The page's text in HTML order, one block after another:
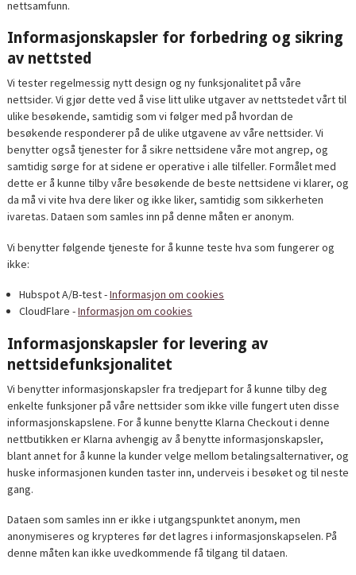
nettsamfunn.
Informasjonskapsler for forbedring og sikring
av nettsted
Vi tester regelmessig nytt design og ny funksjonalitet på våre
nettsider. Vi gjør dette ved å vise litt ulike utgaver av nettstedet vårt til
ulike besøkende, samtidig som vi følger med på hvordan de
besøkende responderer på de ulike utgavene av våre nettsider. Vi
benytter også tjenester for å sikre nettsidene våre mot angrep, og
samtidig sørge for at sidene er operative i alle tilfeller. Formålet med
dette er å kunne tilby våre besøkende de beste nettsidene vi klarer, og
da må vi vite hva dere liker og ikke liker, samtidig som sikkerheten
ivaretas. Dataen som samles inn på denne måten er anonym.
Vi benytter følgende tjeneste for å kunne teste hva som fungerer og
ikke:
Hubspot A/B-test -Informasjon om cookies
CloudFlare -Informasjon om cookies
Informasjonskapsler for levering av
nettsidefunksjonalitet
Vi benytter informasjonskapsler fra tredjepart for å kunne tilby deg
enkelte funksjoner på våre nettsider som ikke ville fungert uten disse
informasjonskapslene. For å kunne benytte Klarna Checkout i denne
nettbutikken er Klarna avhengig av å benytte informasjonskapsler,
blant annet for å kunne la kunder velge mellom betalingsalternativer, og
huske informasjonen kunden taster inn, underveis i besøket og til neste
gang.
Dataen som samles inn er ikke i utgangspunktet anonym, men
anonymiseres og krypteres før det lagres i informasjonskapselen. På
denne måten kan ikke uvedkommende få tilgang til dataen.